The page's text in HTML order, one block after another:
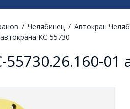
Челябинец Автокран
КС-55730
01